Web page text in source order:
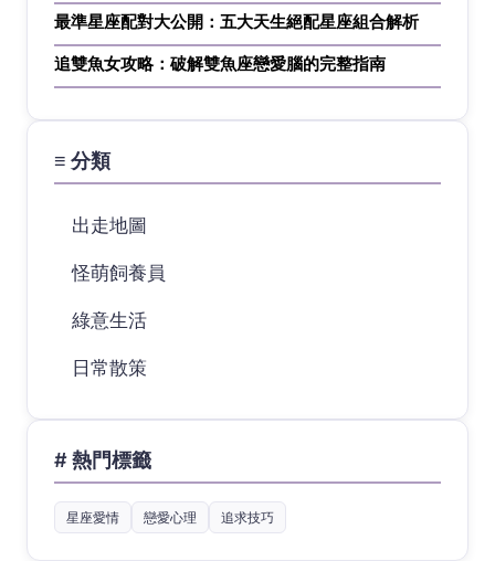
最準星座配對大公開：五大天生絕配星座組合解析
追雙魚女攻略：破解雙魚座戀愛腦的完整指南
≡ 分類
出走地圖
怪萌飼養員
綠意生活
日常散策
# 熱門標籤
星座愛情 戀愛心理 追求技巧